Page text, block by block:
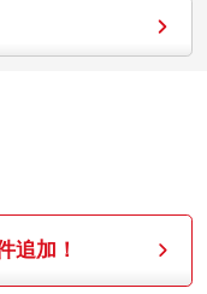
追加！